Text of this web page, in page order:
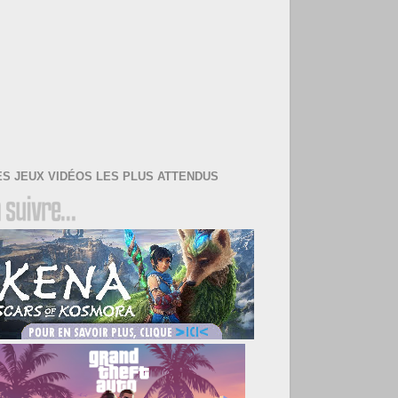
JEUX VIDÉOS LES PLUS ATTENDUS